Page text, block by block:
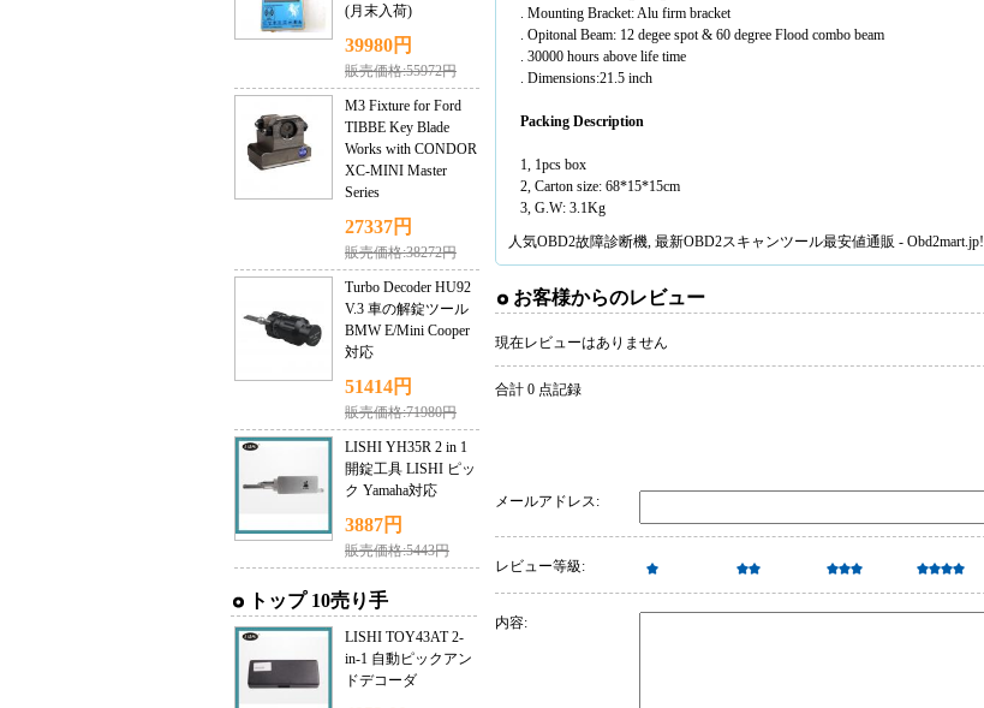
(月末入荷)
39980円
販売価格:55972円
M3 Fixture for Ford
TIBBE Key Blade
Works with CONDOR
XC-MINI Master
Series
27337円
販売価格:38272円
Turbo Decoder HU92
V.3 車の解錠ツール
BMW E/Mini Cooper
対応
51414円
販売価格:71980円
LISHI YH35R 2 in 1
開錠工具 LISHI ピッ
ク Yamaha対応
3887円
販売価格:5443円
トップ 10売り手
LISHI TOY43AT 2-
in-1 自動ピックアン
ドデコーダ
. Mounting Bracket: Alu firm bracket
. Opitonal Beam: 12 degee spot & 60 degree Flood combo beam
. 30000 hours above life time
. Dimensions:21.5 inch
Packing Description
1, 1pcs box
2, Carton size: 68*15*15cm
3, G.W: 3.1Kg
人気OBD2故障診断機, 最新OBD2スキャンツール最安値通販 - Obd2mart.jp!
お客様からのレビュー
現在レビューはありません
合計 0 点記録
メールアドレス:
レビュー等級:
内容: